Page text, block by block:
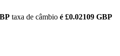
metais preciosos e commodities
taxa de câmbio é £0.02109 GBP